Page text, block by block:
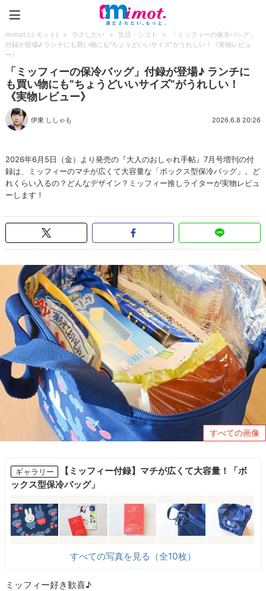
mimot.(ミモット) > ラクしたい > 生活・シゴト >
「ミッフィーの保冷バッグ」
付録が登場♪ ランチにも買い物にも“ちょうどいいサイズ”がうれしい！《実物レビュ
ー》
「ミッフィーの保冷バッグ」付録が登場♪ ランチに
も買い物にも“ちょうどいいサイズ”がうれしい！
《実物レビュー》
伊東 ししゃも 2026.6.8 20:26
2026年6月5日（金）より発売の『大人のおしゃれ手帖』7月号増刊の付
録は、ミッフィーのマチが広くて大容量な「ボックス型保冷バッグ」。ど
れくらい入るの？どんなデザイン？ミッフィー推しライターが実物レビュ
ーします！
すべての画像
ギャラリー
【ミッフィー付録】マチが広くて大容量！「ボ
ックス型保冷バッグ」
すべての写真を見る（全10枚）
ミッフィー好き歓喜♪